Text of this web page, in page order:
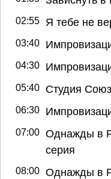
02:55 Я тебе не
03:40
04:30
05:40 Студия Союз
06:30
07:00 Однажды в
серия
08:00 Однажды в